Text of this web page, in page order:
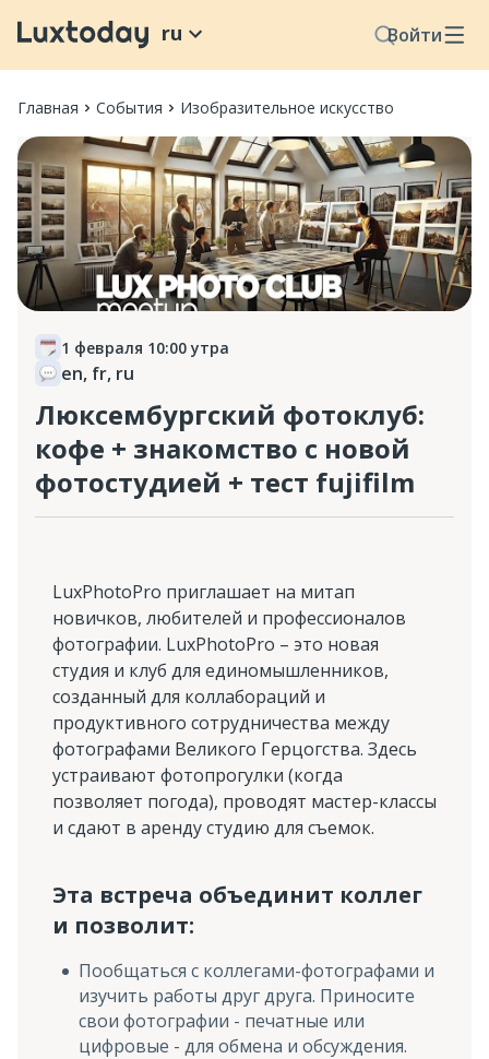
Войти
ru
Главная События Изобразительное искусство
1 февраля 10:00 утра
en, fr, ru
Люксембургский фотоклуб:
кофе + знакомство с новой
фотостудией + тест fujifilm
LuxPhotoPro приглашает на митап
новичков, любителей и профессионалов
фотографии. LuxPhotoPro – это новая
студия и клуб для единомышленников,
созданный для коллабораций и
продуктивного сотрудничества между
фотографами Великого Герцогства. Здесь
устраивают фотопрогулки (когда
позволяет погода), проводят мастер-классы
и сдают в аренду студию для съемок.
Эта встреча объединит коллег
и позволит:
Пообщаться с коллегами-фотографами и
изучить работы друг друга. Приносите
свои фотографии - печатные или
цифровые - для обмена и обсуждения.